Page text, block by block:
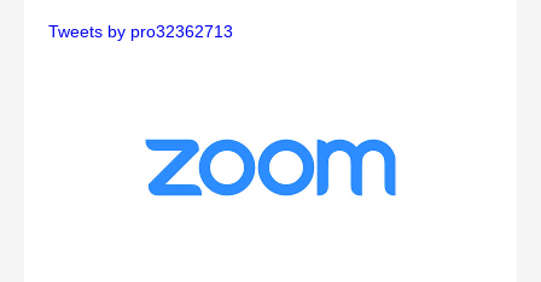
Tweets by pro32362713